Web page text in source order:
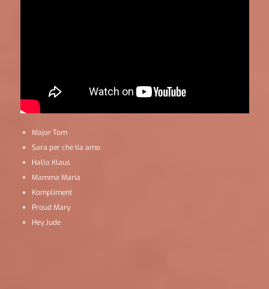
Major Tom
Sara per che tia amo
Hallo Klaus
Mamma Maria
Kompliment
Proud Mary
Hey Jude